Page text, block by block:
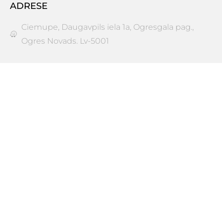
ADRESE
Ciemupe, Daugavpils iela 1a, Ogresgala pag.,
Ogres Novads. Lv-5001